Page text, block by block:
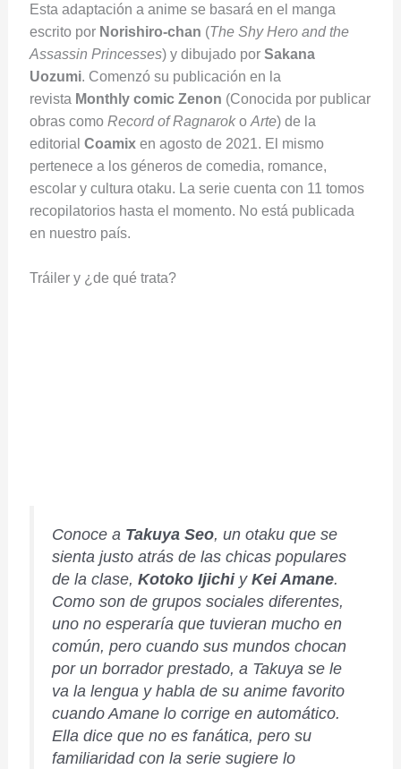
Esta adaptación a anime se basará en el manga
escrito por Norishiro-chan (The Shy Hero and the
Assassin Princesses) y dibujado por Sakana
Uozumi. Comenzó su publicación en la
revista Monthly comic Zenon (Conocida por publicar
obras como Record of Ragnaroko Arte) de la
editorial Coamixen agosto de 2021. El mismo
pertenece a los géneros de comedia, romance,
escolar y cultura otaku. La serie cuenta con 11 tomos
recopilatorios hasta el momento. No está publicada
en nuestro país.
Tráiler y ¿de qué trata?
Conoce a Takuya Seo, un otaku que se
sienta justo atrás de las chicas populares
de la clase, Kotoko Ijichiy Kei Amane.
Como son de grupos sociales diferentes,
uno no esperaría que tuvieran mucho en
común, pero cuando sus mundos chocan
por un borrador prestado, a Takuya se le
va la lengua y habla de su anime favorito
cuando Amane lo corrige en automático.
Ella dice que no es fanática, pero su
familiaridad con la serie sugiere lo